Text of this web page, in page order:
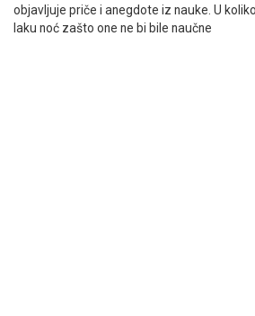
objavljuje priče i anegdote iz nauke. U
laku noć zašto one ne bi bile naučne